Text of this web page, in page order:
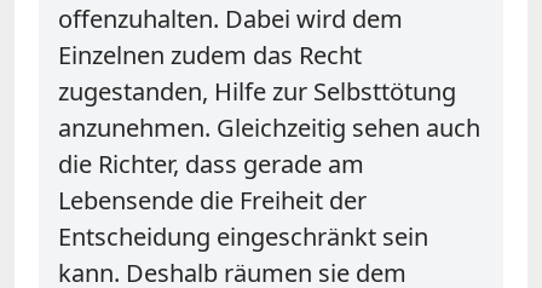
offenzuhalten. Dabei wird dem
Einzelnen zudem das Recht
zugestanden, Hilfe zur Selbsttötung
anzunehmen. Gleichzeitig sehen auch
die Richter, dass gerade am
Lebensende die Freiheit der
Entscheidung eingeschränkt sein
kann. Deshalb räumen sie dem